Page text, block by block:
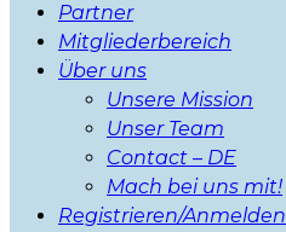
Partner
Mitgliederbereich
Über uns
Unsere Mission
Unser Team
Contact – DE
Mach bei uns mit!
Registrieren/Anmelden